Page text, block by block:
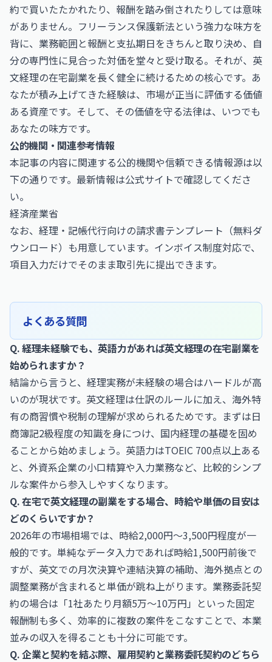
約で買いたたかれたり、報酬を踏み倒されたりしては意味
がありません。フリーランス保護新法という強力な味方を
背に、業務範囲と報酬と支払期日をきちんと取り決め、自
分の専門性に見合った対価を堂々と受け取る。それが、英
文経理の在宅副業を長く健全に続けるための核心です。あ
なたが積み上げてきた経験は、市場が正当に評価する価値
ある資産です。そして、その価値を守る法律は、いつでも
あなたの味方です。
公的機関・関連参考情報
本記事の内容に関連する公的機関や信頼できる情報源は以
下の通りです。最新情報は公式サイトで確認してくださ
い。
経済産業省
なお、 経理・記帳代行向けの請求書テンプレート（無料ダ
ウンロード） も用意しています。インボイス制度対応で、
項目入力だけでそのまま取引先に提出できます。
よくある質問
Q. 経理未経験でも、英語力があれば英文経理の在宅副業を
始められますか？
結論から言うと、経理実務が未経験の場合はハードルが高
いのが現状です。英文経理は仕訳のルールに加え、海外特
有の商習慣や税制の理解が求められるためです。まずは日
商簿記2級程度の知識を身につけ、国内経理の基礎を固め
ることから始めましょう。英語力はTOEIC 700点以上ある
と、外資系企業の小口精算や入力業務など、比較的シンプ
ルな案件から参入しやすくなります。
Q. 在宅で英文経理の副業をする場合、時給や単価の目安は
どのくらいですか？
2026年の市場相場では、時給2,000円〜3,500円程度が一
般的です。単純なデータ入力であれば時給1,500円前後で
すが、英文での月次決算や連結決算の補助、海外拠点との
調整業務が含まれると単価が跳ね上がります。業務委託契
約の場合は「1社あたり月額5万〜10万円」といった固定
報酬制も多く、効率的に複数の案件をこなすことで、本業
並みの収入を得ることも十分に可能です。
Q. 企業と契約を結ぶ際、雇用契約と業務委託契約のどちら